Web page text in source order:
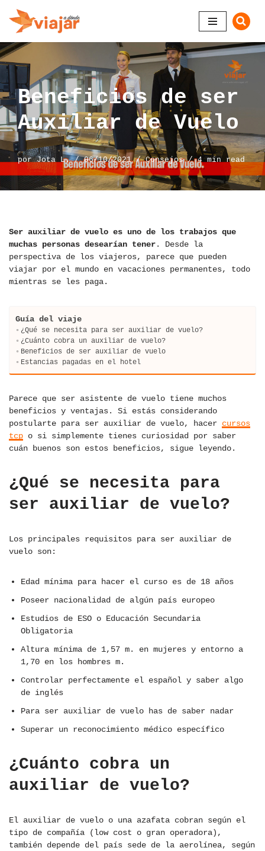
Saltar
al
contenido
Beneficios de ser
Auxiliar de Vuelo
porJota L. 06/10/2021 Consejos 4 min read
Ser auxiliar de vuelo es uno de los trabajos que
muchas personas desearían tener. Desde la
perspectiva de los viajeros, parece que pueden
viajar por el mundo en vacaciones permanentes, todo
mientras se les paga.
Guía del viaje
¿Qué se necesita para ser auxiliar de vuelo?
¿Cuánto cobra un auxiliar de vuelo?
Beneficios de ser auxiliar de vuelo
Estancias pagadas en el hotel
Parece que ser asistente de vuelo tiene muchos
beneficios y ventajas. Si estás considerando
postularte para ser auxiliar de vuelo, hacer cursos
tcp o si simplemente tienes curiosidad por saber
cuán buenos son estos beneficios, sigue leyendo.
¿Qué se necesita para
ser auxiliar de vuelo?
Los principales requisitos para ser auxiliar de
vuelo son:
Edad mínima para hacer el curso es de 18 años
Poseer nacionalidad de algún país europeo
Estudios de ESO o Educación Secundaria
Obligatoria
Altura mínima de 1,57 m. en mujeres y entorno a
1,70 en los hombres m.
Controlar perfectamente el español y saber algo
de inglés
Para ser auxiliar de vuelo has de saber nadar
Superar un reconocimiento médico específico
¿Cuánto cobra un
auxiliar de vuelo?
El auxiliar de vuelo o una azafata cobran según el
tipo de compañía (low cost o gran operadora),
también depende del país sede de la aerolínea, según